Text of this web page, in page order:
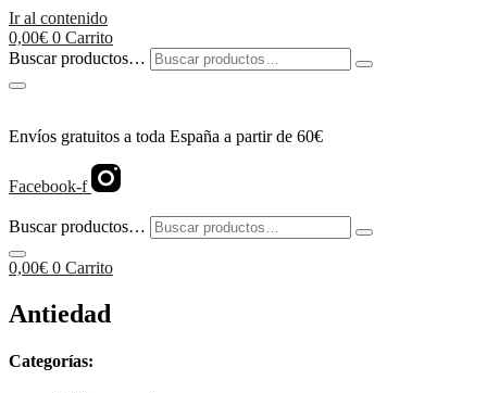
Ir al contenido
0,00€ 0 Carrito
Buscar productos…
Envíos gratuitos a toda España a partir de 60€
Facebook-f
Buscar productos…
0,00€ 0 Carrito
Antiedad
Categorías: